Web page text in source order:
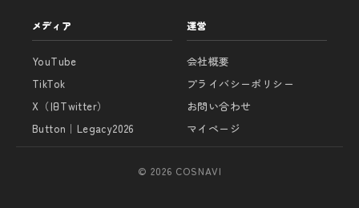
メディア
YouTube
TikTok
X（旧Twitter）
Button｜Legacy2026
運営
会社概要
プライバシーポリシー
お問い合わせ
マイページ
© 2026 COSNAVI